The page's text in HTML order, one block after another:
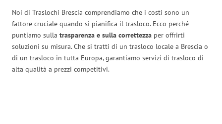
Noi di Traslochi Brescia comprendiamo che i costi sono un
fattore cruciale quando si pianifica il trasloco. Ecco perché
puntiamo sulla trasparenza e sulla correttezza per offrirti
soluzioni su misura. Che si tratti di un trasloco locale a Brescia o
di un trasloco in tutta Europa, garantiamo servizi di trasloco di
alta qualità a prezzi competitivi.